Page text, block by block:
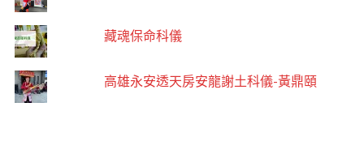
藏魂保命科儀
高雄永安透天房安龍謝土科儀-黃鼎頤